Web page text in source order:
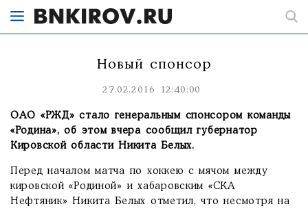
Новый спонсор
27.02.2016 12:40:00
ОАО «РЖД» стало генеральным спонсором команды
«Родина», об этом вчера сообщил губернатор
Кировской области Никита Белых.
Перед началом матча по хоккею с мячом между
кировской «Родиной» и хабаровским «СКА
Нефтяник» Никита Белых отметил, что несмотря на